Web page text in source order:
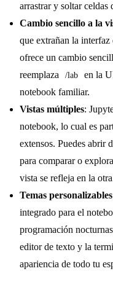
arrastrar y soltar celdas
Cambio sencillo a la
que extrañan la
ofrece un cambio
reemplaza
/lab en la
notebook familiar.
Vistas múltiples:
notebook, lo cual es
extensos. Puedes abrir
para comparar o
vista se refleja en la
Temas personalizables
integrado para el
programación
editor de texto y la
apariencia de todo tu